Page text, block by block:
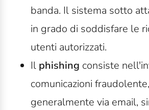
banda. Il sistema sotto
in grado di soddisfare le
utenti autorizzati.
Il phishing consiste
comunicazioni fraudolente,
generalmente via email,